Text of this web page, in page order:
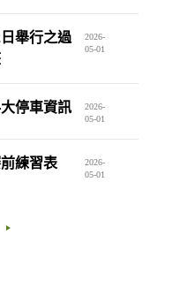
日舉行之過
2026-
05-01
大停車資訊
2026-
05-01
前練習表
2026-
05-01